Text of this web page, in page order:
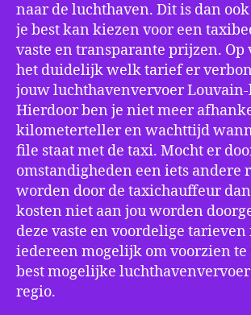
naar de luchthaven. Dit is dan
je best kan kiezen voor een
vaste en transparante prijzen. Op
het duidelijk welk tarief er
jouw luchthavenvervoer
Hierdoor ben je niet meer
kilometerteller en wachttijd
file staat met de taxi. Mocht er
omstandigheden een iets andere
worden door de taxichauffeur
kosten niet aan jou worden
deze vaste en voordelige tarieven
iedereen mogelijk om voorzien
best mogelijke
regio.